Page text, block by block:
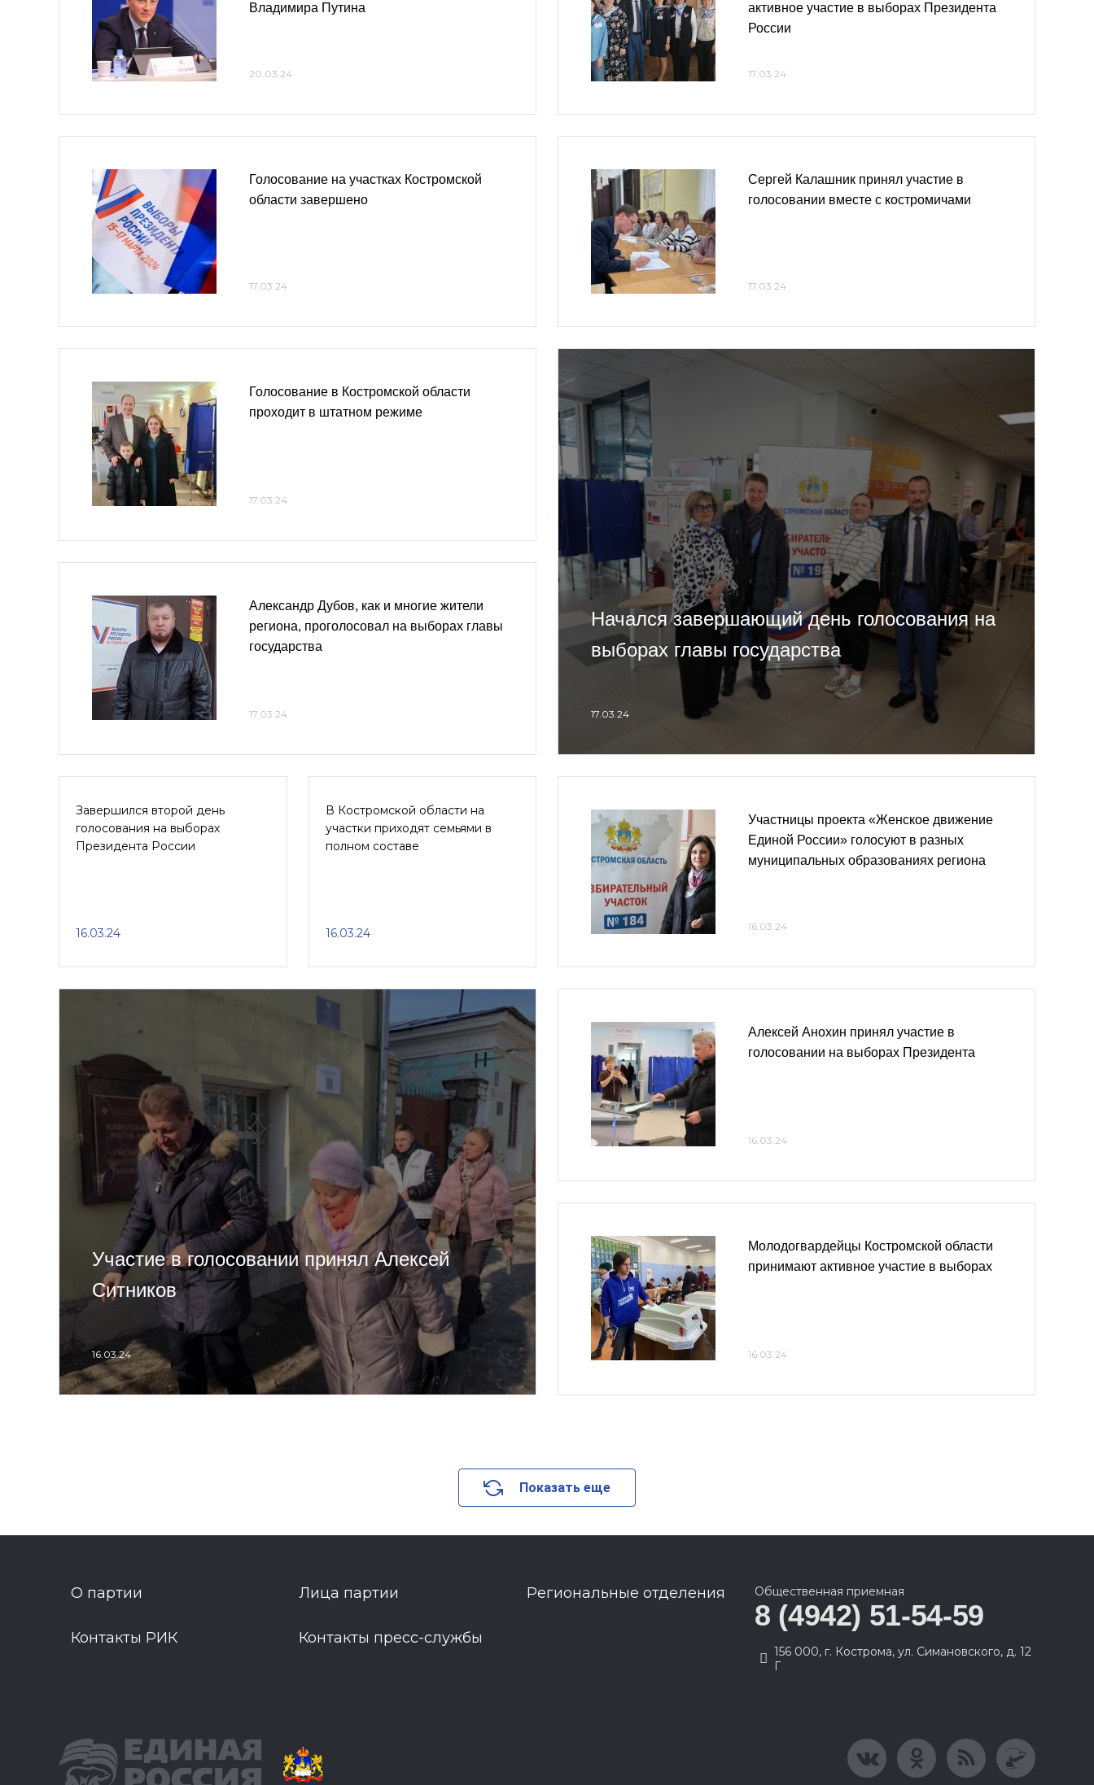
Владимира Путина
20.03.24
Голосование на участках Костромской
области завершено
17.03.24
активное участие в выборах Президента
России
17.03.24
Сергей Калашник принял участие в
голосовании вместе с костромичами
17.03.24
Голосование в Костромской области
проходит в штатном режиме
17.03.24
Александр Дубов, как и многие жители
региона, проголосовал на выборах главы
государства
17.03.24
Начался завершающий день голосования на
выборах главы государства
17.03.24
Завершился второй день
голосования на выборах
Президента России
16.03.24
В Костромской области на
участки приходят семьями в
полном составе
16.03.24
Участницы проекта «Женское движение
Единой России» голосуют в разных
муниципальных образованиях региона
16.03.24
Участие в голосовании принял Алексей
Ситников
16.03.24
Алексей Анохин принял участие в
голосовании на выборах Президента
16.03.24
Молодогвардейцы Костромской области
принимают активное участие в выборах
16.03.24
Показать еще
О партии Лица партии Региональные отделения
Контакты РИК Контакты пресс-службы
Общественная приемная
8 (4942) 51-54-59
156 000, г. Кострома, ул. Симановского, д. 12
Г